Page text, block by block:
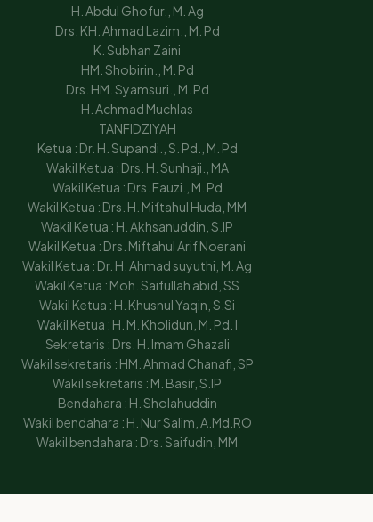
H. Abdul Ghofur., M. Ag
Drs. KH. Ahmad Lazim., M. Pd
K. Subhan Zaini
HM. Shobirin., M. Pd
Drs. HM. Syamsuri., M. Pd
H. Achmad Muchlas
TANFIDZIYAH
Ketua : Dr. H. Supandi., S. Pd., M. Pd
Wakil Ketua : Drs. H. Sunhaji., MA
Wakil Ketua : Drs. Fauzi., M. Pd
Wakil Ketua : Drs. H. Miftahul Huda, MM
Wakil Ketua : H. Akhsanuddin, S.IP
Wakil Ketua : Drs. Miftahul Arif Noerani
Wakil Ketua : Dr. H. Ahmad suyuthi, M. Ag
Wakil Ketua : Moh. Saifullah abid, SS
Wakil Ketua : H. Khusnul Yaqin, S.Si
Wakil Ketua : H. M. Kholidun, M. Pd. I
Sekretaris : Drs. H. Imam Ghazali
Wakil sekretaris : HM. Ahmad Chanafi, SP
Wakil sekretaris : M. Basir, S.IP
Bendahara : H. Sholahuddin
Wakil bendahara : H. Nur Salim, A.Md.RO
Wakil bendahara : Drs. Saifudin, MM